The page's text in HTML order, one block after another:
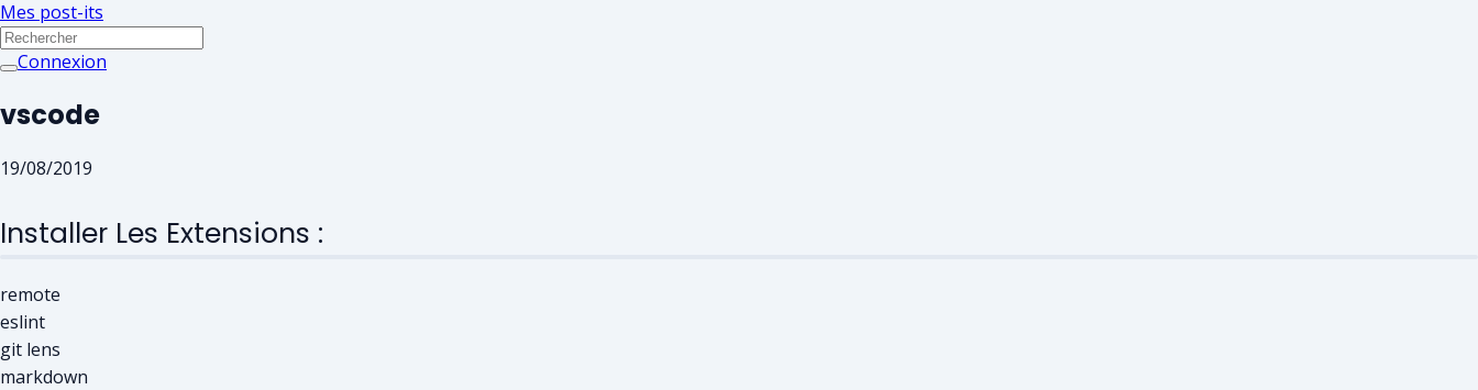
Mes post-its
Connexion
vscode
19/08/2019
Installer Les Extensions :
remote
eslint
git lens
markdown